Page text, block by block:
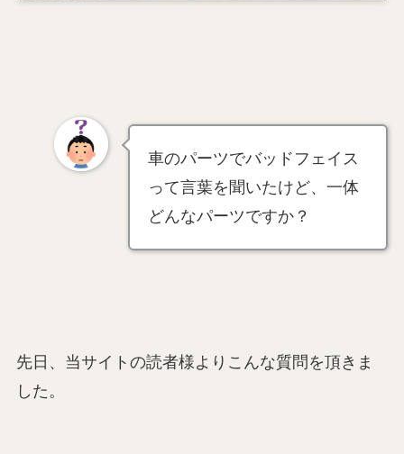
車のパーツでバッドフェイス
って言葉を聞いたけど、一体
どんなパーツですか？
先日、当サイトの読者様よりこんな質問を頂きま
した。